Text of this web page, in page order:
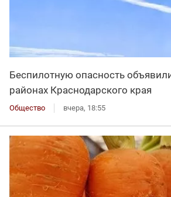
Беспилотную опасность
районах Краснодарского края
Общество вчера, 18:55